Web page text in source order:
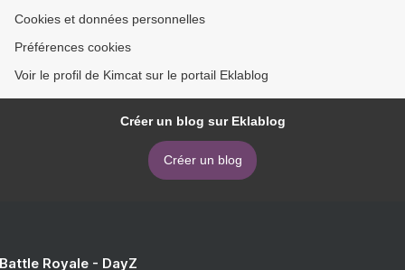
Cookies et données personnelles
Préférences cookies
Voir le profil de Kimcat sur le portail Eklablog
Créer un blog sur Eklablog
Créer un blog
Royale - DayZ